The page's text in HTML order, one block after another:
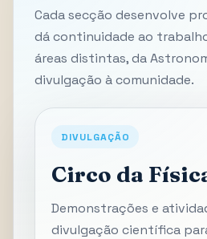
Cada secção desenvolve
dá continuidade ao
áreas distintas, da
divulgação à comunidade.
DIVULGAÇÃO
Circo da
Demonstrações e
divulgação científica